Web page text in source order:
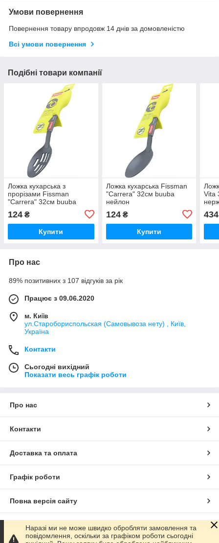
Умови повернення
Повернення товару впродовж 14 днів за домовленістю
Всі умови повернення
Подібні товари компанії
Ложка кухарська з
прорізами Fissman
"Carrera" 32см buuba
124 ₴
Купити
Ложка кухарська Fissman
"Carrera" 32см buuba
нейлон
124₴
Купити
Vita
434
Про нас
89% позитивних з 107 відгуків за рік
Працює з 09.06.2020
м. Київ
ул.Старобориспольская (Самовывоза нету) , Київ,
Україна
Контакти
Сьогодні вихідний
Показати весь графік роботи
Про нас
Контакти
Доставка та оплата
Графік роботи
Повна версія сайту
Сайт створено на маркетплейсі Prom.ua
Наразі ми не може швидко обробляти замовлення та
повідомлення, оскільки за графіком роботи сьогодні